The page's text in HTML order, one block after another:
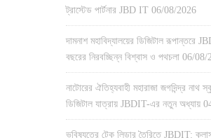
ট্রাস্টেড পার্টনার JBD IT 06/08/2026
দামনাশ মহাবিদ্যালয়ের ডিজিটাল রূপান্তরে
বছরের নিরবচ্ছিন্ন বিশ্বাস ও পথচলা 06/08/
নাটোরের ঐতিহ্যবাহী মহারাজা জগদিন্দ্র নাথ
ডিজিটাল যাত্রায় JBDIT-এর নতুন অধ্যায়
ভবিষ্যতের টেক লিডার তৈরিতে JBDIT: